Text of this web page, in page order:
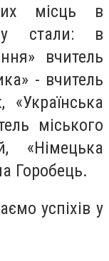
місць в
стали: в
вчитель
- вчитель
міського
«Німецька
Горобець.
успіхів у